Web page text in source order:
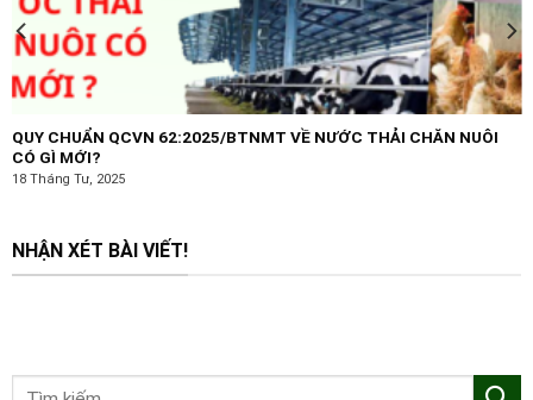
QUY CHUẨN QCVN 62:2025/BTNMT VỀ NƯỚC THẢI CHĂN NUÔI
CÓ GÌ MỚI?
18 Tháng Tư, 2025
NHẬN XÉT BÀI VIẾT!